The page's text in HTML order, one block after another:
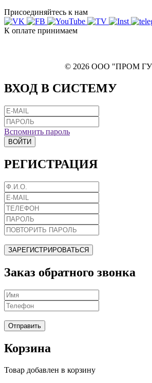
Присоединяйтесь к нам
К оплате принимаем
© 2026 ООО "ПРОМ
ВХОД В СИСТЕМУ
Вспомнить пароль
ВОЙТИ
РЕГИСТРАЦИЯ
ЗАРЕГИСТРИРОВАТЬСЯ
Заказ обратного звонка
Отправить
Корзина
Товар добавлен в корзину